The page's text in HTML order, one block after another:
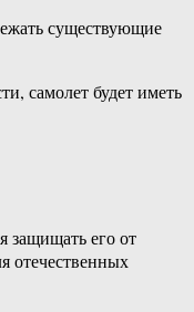
существующие
самолет будет иметь
защищать его от
отечественных